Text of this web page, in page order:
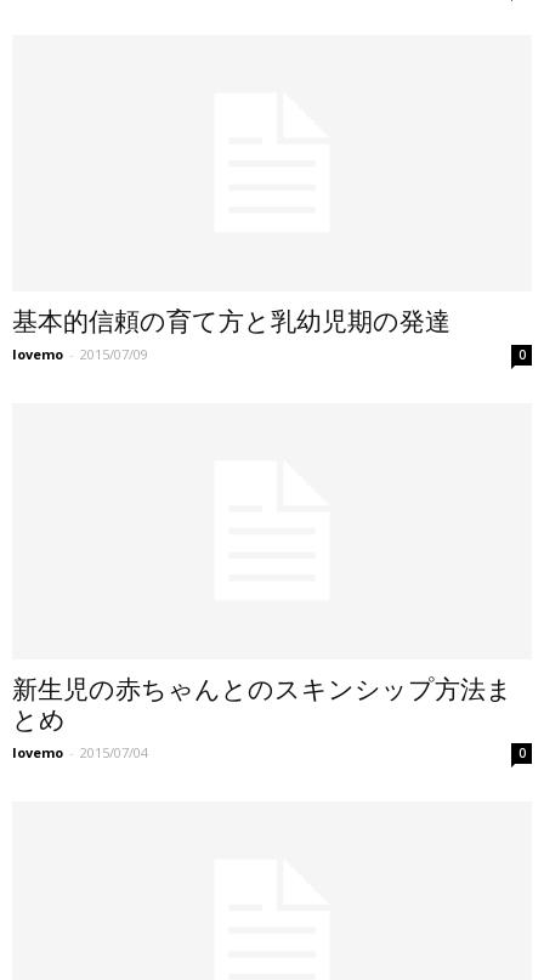
基本的信頼の育て方と乳幼児期の発達
lovemo - 2015/07/09 0
新生児の赤ちゃんとのスキンシップ方法ま
とめ
lovemo - 2015/07/04 0